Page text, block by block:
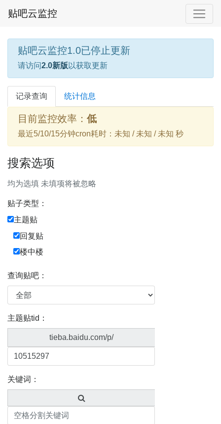
贴吧云监控
贴吧云监控1.0已停止更新
请访问2.0新版 以获取更新
记录查询 统计信息
目前监控效率： 低
最近5/10/15分钟cron耗时：未知 / 未知 / 未知 秒
搜索选项
均为选填 未填项将被忽略
贴子类型：
主题贴
回复贴
楼中楼
查询贴吧：
主题贴tid：
tieba.baidu.com/p/
关键词：